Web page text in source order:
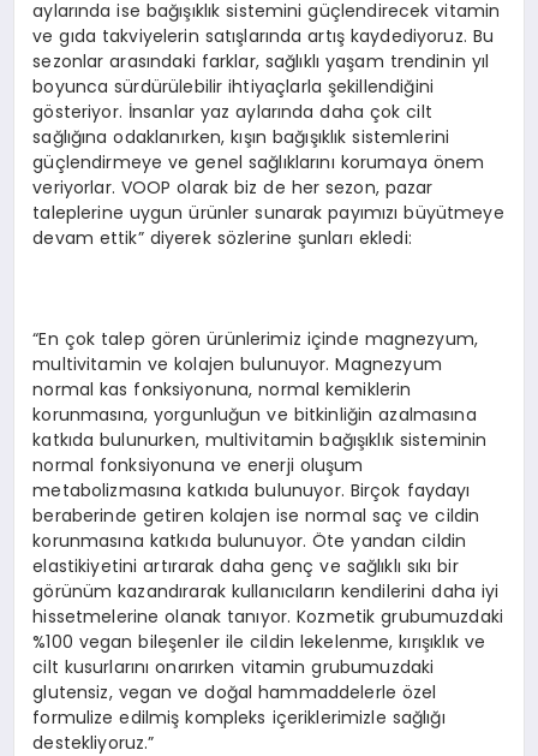
aylarında ise bağışıklık sistemini güçlendirecek vitamin
ve gıda takviyelerin satışlarında artış kaydediyoruz. Bu
sezonlar arasındaki farklar, sağlıklı yaşam trendinin yıl
boyunca sürdürülebilir ihtiyaçlarla şekillendiğini
gösteriyor. İnsanlar yaz aylarında daha çok cilt
sağlığına odaklanırken, kışın bağışıklık sistemlerini
güçlendirmeye ve genel sağlıklarını korumaya önem
veriyorlar. VOOP olarak biz de her sezon, pazar
taleplerine uygun ürünler sunarak payımızı büyütmeye
devam ettik” diyerek sözlerine şunları ekledi:
“En çok talep gören ürünlerimiz içinde magnezyum,
multivitamin ve kolajen bulunuyor. Magnezyum
normal kas fonksiyonuna, normal kemiklerin
korunmasına, yorgunluğun ve bitkinliğin azalmasına
katkıda bulunurken, multivitamin bağışıklık sisteminin
normal fonksiyonuna ve enerji oluşum
metabolizmasına katkıda bulunuyor. Birçok faydayı
beraberinde getiren kolajen ise normal saç ve cildin
korunmasına katkıda bulunuyor. Öte yandan cildin
elastikiyetini artırarak daha genç ve sağlıklı sıkı bir
görünüm kazandırarak kullanıcıların kendilerini daha iyi
hissetmelerine olanak tanıyor. Kozmetik grubumuzdaki
%100 vegan bileşenler ile cildin lekelenme, kırışıklık ve
cilt kusurlarını onarırken vitamin grubumuzdaki
glutensiz, vegan ve doğal hammaddelerle özel
formulize edilmiş kompleks içeriklerimizle sağlığı
destekliyoruz.”